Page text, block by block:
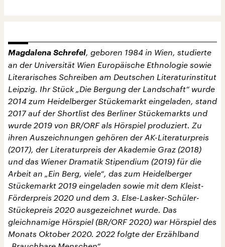
Magdalena Schrefel, geboren 1984 in Wien, studierte
an der Universität Wien Europäische Ethnologie sowie
Literarisches Schreiben am Deutschen Literaturinstitut
Leipzig. Ihr Stück „Die Bergung der Landschaft“ wurde
2014 zum Heidelberger Stückemarkt eingeladen, stand
2017 auf der Shortlist des Berliner Stückemarkts und
wurde 2019 von BR/ORF als Hörspiel produziert. Zu
ihren Auszeichnungen gehören der AK-Literaturpreis
(2017), der Literaturpreis der Akademie Graz (2018)
und das Wiener Dramatik Stipendium (2019) für die
Arbeit an „Ein Berg, viele“, das zum Heidelberger
Stückemarkt 2019 eingeladen sowie mit dem Kleist-
Förderpreis 2020 und dem 3. Else-Lasker-Schüler-
Stückepreis 2020 ausgezeichnet wurde. Das
gleichnamige Hörspiel (BR/ORF 2020) war Hörspiel des
Monats Oktober 2020. 2022 folgte der Erzählband